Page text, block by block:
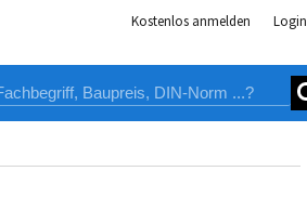
Kostenlos anmelden Login